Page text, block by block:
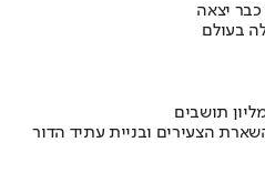
יצאה
בעולם
הצעירים ובניית עתיד הדור